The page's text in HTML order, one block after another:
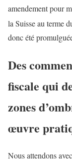
amendement pour
la Suisse au terme
donc été
Des
fiscale qui
zones
œuvre
Nous attendons